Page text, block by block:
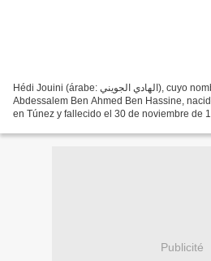
Hédi Jouini (árabe: الهادي الجويني), cuyo nombre real es Mohamed Hédi Ben
Abdessalem Ben Ahmed Ben Hassine,
en Túnez y fallecido el 30 de noviembre de
Publicité